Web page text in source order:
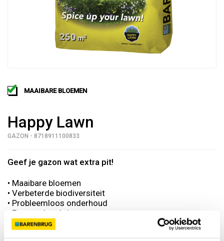
MAAIBARE BLOEMEN
Happy Lawn
GAZON - 8718911100833
Geef je gazon wat extra pit!
• Maaibare bloemen
• Verbeterde biodiversiteit
• Probleemloos onderhoud
• Een veerkrachtig gazon